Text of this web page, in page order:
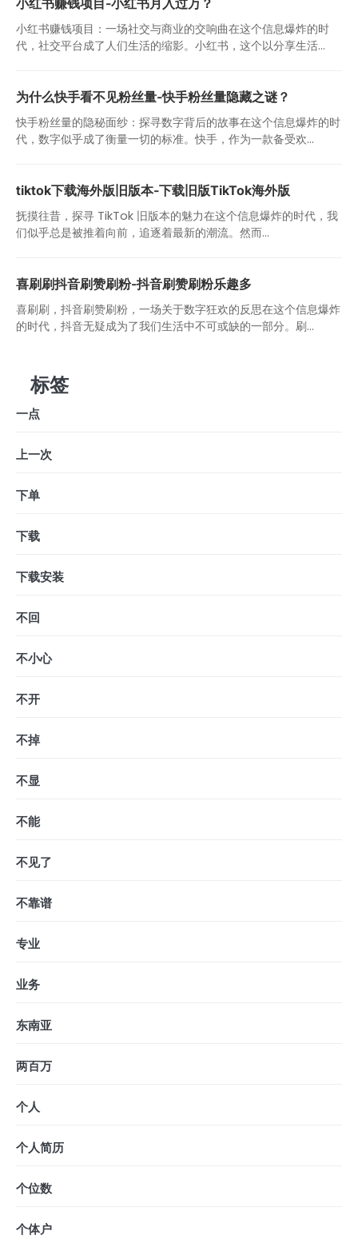
小红书赚钱项目：一场社交与商业的交响曲在这个信息爆炸的时
代，社交平台成了人们生活的缩影。小红书，这个以分享生活...
为什么快手看不见粉丝量-快手粉丝量隐藏之谜？
快手粉丝量的隐秘面纱：探寻数字背后的故事在这个信息爆炸的时
代，数字似乎成了衡量一切的标准。快手，作为一款备受欢...
tiktok下载海外版旧版本-下载旧版TikTok海外版
抚摸往昔，探寻 TikTok 旧版本的魅力在这个信息爆炸的时代，我
们似乎总是被推着向前，追逐着最新的潮流。然而...
喜刷刷抖音刷赞刷粉-抖音刷赞刷粉乐趣多
喜刷刷，抖音刷赞刷粉，一场关于数字狂欢的反思在这个信息爆炸
的时代，抖音无疑成为了我们生活中不可或缺的一部分。刷...
标签
一点
上一次
下单
下载
下载安装
不回
不小心
不开
不掉
不显
不能
不见了
不靠谱
专业
业务
东南亚
两百万
个人
个人简历
个位数
个体户